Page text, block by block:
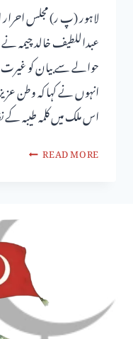
لاہور (پ ر) مجلس
عبداللطیف خالد
حوالے سے بیان کو غیرت
انہوں نے کہا کہ وطن
اس ملک میں کلمہ طیبہ
READ MORE